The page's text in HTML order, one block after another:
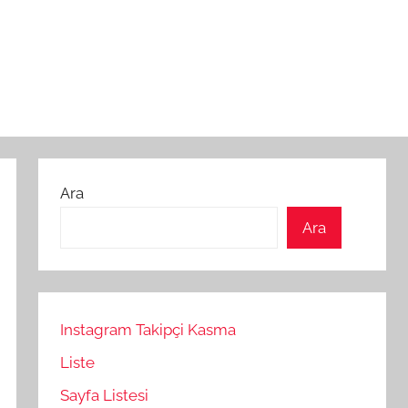
Ara
Ara
Instagram Takipçi Kasma
Liste
Sayfa Listesi